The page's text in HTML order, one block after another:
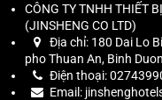
CÔNG TY TNHH THIẾT
(JINSHENG CO LTD)
Địa chỉ: 180 Dai Lo
pho Thuan An, Binh
Điện thoại:
Email: